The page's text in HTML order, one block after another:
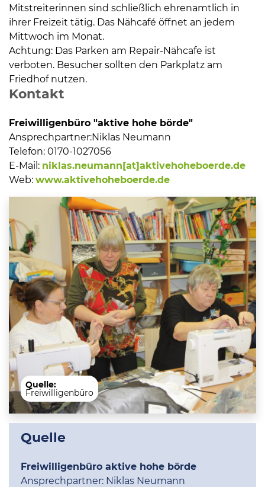
Mitstreiterinnen sind schließlich ehrenamtlich in
ihrer Freizeit tätig. Das Nähcafé öffnet an jedem
Mittwoch im Monat.
Achtung: Das Parken am Repair-Nähcafe ist
verboten. Besucher sollten den Parkplatz am
Friedhof nutzen.
Kontakt
Freiwilligenbüro "aktive hohe börde"
Ansprechpartner:Niklas Neumann
Telefon: 0170-1027056
E-Mail: niklas.neumann[at]aktivehoheboerde.de
Web: www.aktivehoheboerde.de
Quelle:
Freiwilligenbüro
Quelle
Freiwilligenbüro aktive hohe börde
Ansprechpartner: Niklas Neumann